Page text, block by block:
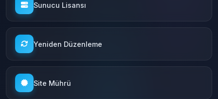
Sunucu Lisansı
Yeniden Düzenleme
Site Mührü